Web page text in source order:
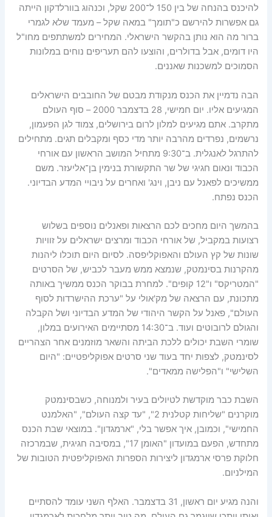
להיכנס בהנחה של בין 150 ל־200 שקל, וכנהוג בוורלדקון הייתה
גם אפשרות להירשם כ"תומך" במאה שקל – מעמד שלא לגמרי
ברור מה הוא נותן בהקשר הישראלי. המחירים למשתתפים מחו"ל
היו דומים, אבל בדולרים, והוצעו להם תעריפים נוחים במלונות
הסמוכים למשכנות שאננים.
הבה נדמיין את הכנס מנקודת מבטם של החובבים הישראלים
המגיעים אליו. יום חמישי, 28 בדצמבר 2000 – סוף העולם
מתקרב. אתם מגיעים למלון לרום בירושלים, צמוד לגן הפעמון,
נרשמים, נפרדים מהרבה יותר מדי כסף ומקבלים תגים. מתחילים
להתרגל לאנגלית. ב־9:30 מתחיל המושב הראשון עם אורחי
הכבוד ונאום חגיגי של שר התקשורת בנימין בן־אליעזר. משם
ממשיכים לפאנל עם ניבן, וינג' ואחרים על ניבויי המדע הבדיוני.
הכנס נפתח.
בהמשך היום מחכים לכם הרצאות ופאנלים נוספים בשלוש
רצועות במקביל, של אורחי הכבוד ומרצים ישראלים על זוויות
שונות של קץ העולם והאפוקליפסה. לסיום היום תוכלו ליהנות
מהקרנות בסינמטק, שנמצא ממש מעבר לכביש, של הסרטים
"המטריקס" ו"12 קופים". למחרת בבוקר הכנס ממשיך באותה
מתכונת, עם הרצאה של מק'אולי על "ערכת ההישרדות לסוף
העולם", פאנל על הקשר היהודי של המדע הבדיוני ושל הקבלה
והגולם לרובוטים ועוד. ב־14:30 מסתיימים האירועים במלון,
שומרי השבת יכולים ללכת הביתה והשאר מוזמנים אחר הצהריים
לסינמטק, לצפות יחד בעוד שני סרטים אפוקליפטיים: "היום
השלישי" ו"הפלישה ממאדים".
השבת כבר מוקדשת לטיולים בעיר ולמנוחה, כשבסינמטק
מוקרנים "שליחות קטלנית 2", "עד קצה העולם", "האלמנט
החמישי", וכמובן, איך אפשר בלי, "ארמגדון". במוצאי שבת הכנס
מתחדש, הפעם במועדון "האומן 17", במסיבה חגיגית, שבמרכזה
חלוקת פרסי ארמגדון ליצירות הספרות האפוקליפטית הטובות של
המילניום.
והנה מגיע יום ראשון, 31 בדצמבר. האלף השני עומד להסתיים